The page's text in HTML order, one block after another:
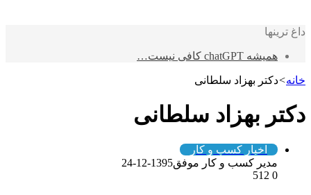
داغ ترینها
همیشه chatGPT کافی نیست…
خانه>دکتر بهزاد سلطانی
دکتر بهزاد سلطانی
اخبار کسب و کار
مدیر کسب و کار موفق1395-12-24
0